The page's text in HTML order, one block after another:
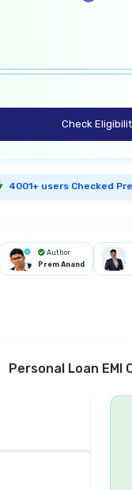
Check
4001+ users Checked
Author
Prem Anand
Personal Loan EMI